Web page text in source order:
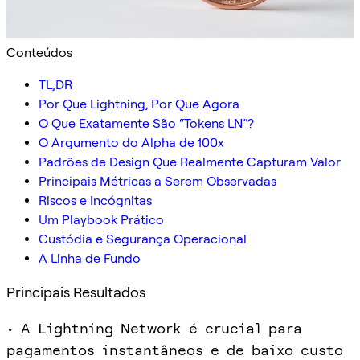
Conteúdos
TL;DR
Por Que Lightning, Por Que Agora
O Que Exatamente São “Tokens LN”?
O Argumento do Alpha de 100x
Padrões de Design Que Realmente Capturam Valor
Principais Métricas a Serem Observadas
Riscos e Incógnitas
Um Playbook Prático
Custódia e Segurança Operacional
A Linha de Fundo
Principais Resultados
• A Lightning Network é crucial para
pagamentos instantâneos e de baixo custo